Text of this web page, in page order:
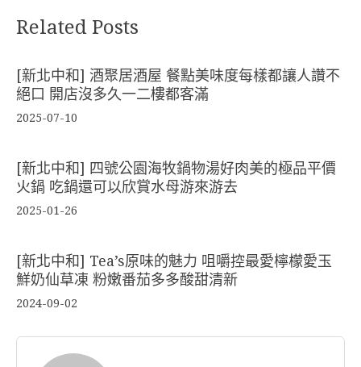
Related Posts
[新北中和] 酒聚居酒屋 餐點美味度每樣都讓人讚不
絕口 開店沒多久一二樓都客滿
2025-07-10
[新北中和] 四號公園海牧鍋物湯好肉美的極品平價
火鍋 吃鍋還可以欣賞水母游來游去
2025-01-26
[新北中和] Tea’s原味的魅力 咀嚼控最愛檸檬愛玉
鮮奶仙草凍 粉嫩番茄多多酸甜清新
2024-09-02